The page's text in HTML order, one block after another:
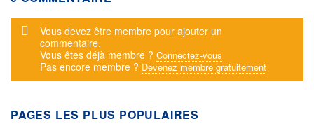
Message d'alerte
Vous devez être membre pour ajouter un
commentaire.
Vous êtes déjà membre ? Connectez-vous
Pas encore membre ? Devenez membre gratuitement
PAGES LES PLUS POPULAIRES